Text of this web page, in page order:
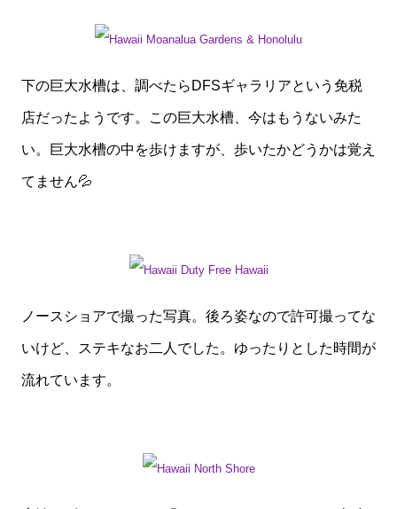
下の巨大水槽は、調べたらDFSギャラリアという免税
店だったようです。この巨大水槽、今はもうないみた
い。巨大水槽の中を歩けますが、歩いたかどうかは覚え
てません💦
ノースショアで撮った写真。後ろ姿なので許可撮ってな
いけど、ステキなお二人でした。ゆったりとした時間が
流れています。